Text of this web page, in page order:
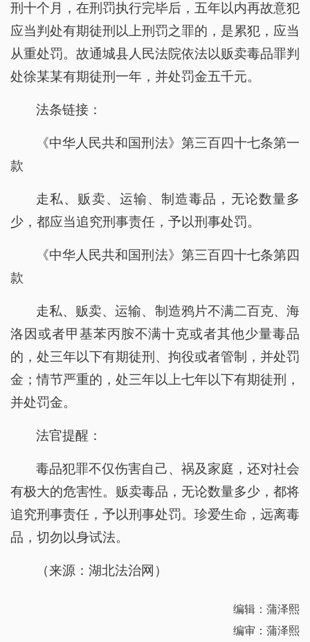
刑十个月，在刑罚执行完毕后，五年以内再故意犯
应当判处有期徒刑以上刑罚之罪的，是累犯，应当
从重处罚。故通城县人民法院依法以贩卖毒品罪判
处徐某某有期徒刑一年，并处罚金五千元。
法条链接：
《中华人民共和国刑法》第三百四十七条第一
款
走私、贩卖、运输、制造毒品，无论数量多
少，都应当追究刑事责任，予以刑事处罚。
《中华人民共和国刑法》第三百四十七条第四
款
走私、贩卖、运输、制造鸦片不满二百克、海
洛因或者甲基苯丙胺不满十克或者其他少量毒品
的，处三年以下有期徒刑、拘役或者管制，并处罚
金；情节严重的，处三年以上七年以下有期徒刑，
并处罚金。
法官提醒：
毒品犯罪不仅伤害自己、祸及家庭，还对社会
有极大的危害性。贩卖毒品，无论数量多少，都将
追究刑事责任，予以刑事处罚。珍爱生命，远离毒
品，切勿以身试法。
（来源：湖北法治网）
编辑：蒲泽熙
编审：蒲泽熙